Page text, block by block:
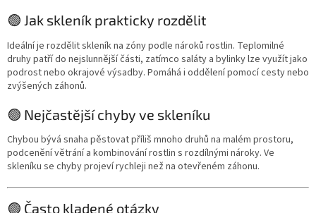
🟢 Jak skleník prakticky rozdělit
Ideální je rozdělit skleník na zóny podle nároků rostlin. Teplomilné
druhy patří do nejslunnější části, zatímco saláty a bylinky lze využít jako
podrost nebo okrajové výsadby. Pomáhá i oddělení pomocí cesty nebo
zvýšených záhonů.
🟢 Nejčastější chyby ve skleníku
Chybou bývá snaha pěstovat příliš mnoho druhů na malém prostoru,
podcenění větrání a kombinování rostlin s rozdílnými nároky. Ve
skleníku se chyby projeví rychleji než na otevřeném záhonu.
🟢 Často kladené otázky